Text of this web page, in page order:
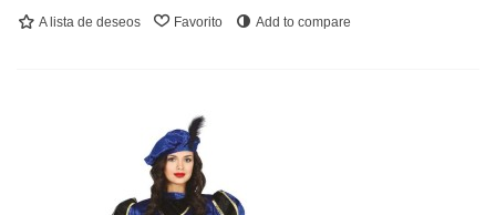
A lista de deseos Favorito Add to compare